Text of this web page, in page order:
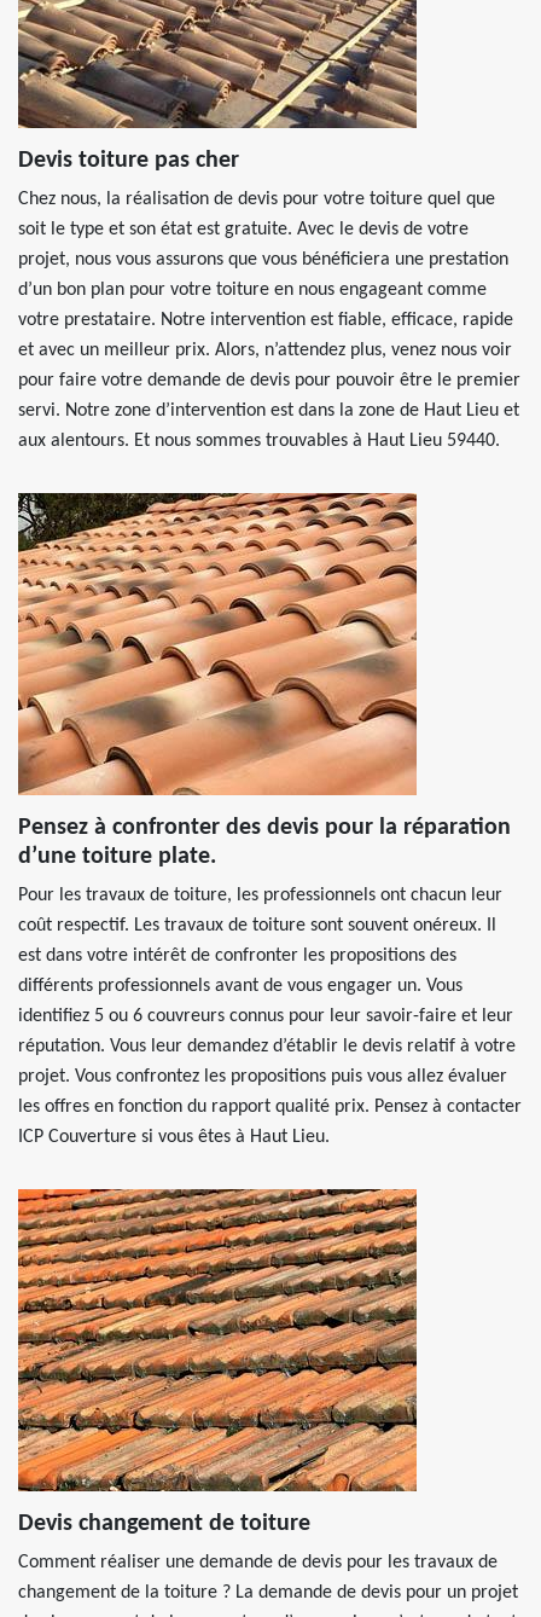
Devis toiture pas cher
Chez nous, la réalisation de devis pour votre toiture quel que
soit le type et son état est gratuite. Avec le devis de votre
projet, nous vous assurons que vous bénéficiera une prestation
d’un bon plan pour votre toiture en nous engageant comme
votre prestataire. Notre intervention est fiable, efficace, rapide
et avec un meilleur prix. Alors, n’attendez plus, venez nous voir
pour faire votre demande de devis pour pouvoir être le premier
servi. Notre zone d’intervention est dans la zone de Haut Lieu et
aux alentours. Et nous sommes trouvables à Haut Lieu 59440.
Pensez à confronter des devis pour la réparation
d’une toiture plate.
Pour les travaux de toiture, les professionnels ont chacun leur
coût respectif. Les travaux de toiture sont souvent onéreux. Il
est dans votre intérêt de confronter les propositions des
différents professionnels avant de vous engager un. Vous
identifiez 5 ou 6 couvreurs connus pour leur savoir-faire et leur
réputation. Vous leur demandez d’établir le devis relatif à votre
projet. Vous confrontez les propositions puis vous allez évaluer
les offres en fonction du rapport qualité prix. Pensez à contacter
ICP Couverture si vous êtes à Haut Lieu.
Devis changement de toiture
Comment réaliser une demande de devis pour les travaux de
changement de la toiture ? La demande de devis pour un projet